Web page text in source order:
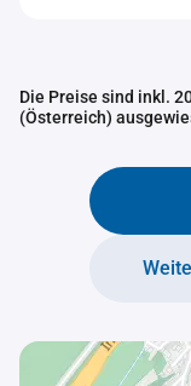
Die Preise sind inkl.
(Österreich)